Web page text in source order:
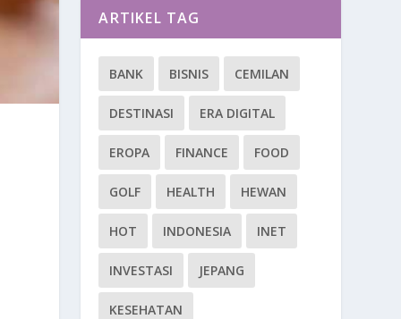
ARTIKEL TAG
BANK BISNIS CEMILAN
DESTINASI ERA DIGITAL
EROPA FINANCE FOOD
GOLF HEALTH HEWAN
HOT INDONESIA INET
INVESTASI JEPANG
KESEHATAN